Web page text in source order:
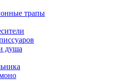
трапы
душа